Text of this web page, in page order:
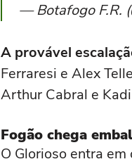
— Botafogo F.R.
A provável
Ferraresi e Alex
Arthur Cabral e
Fogão chega
O Glorioso entra